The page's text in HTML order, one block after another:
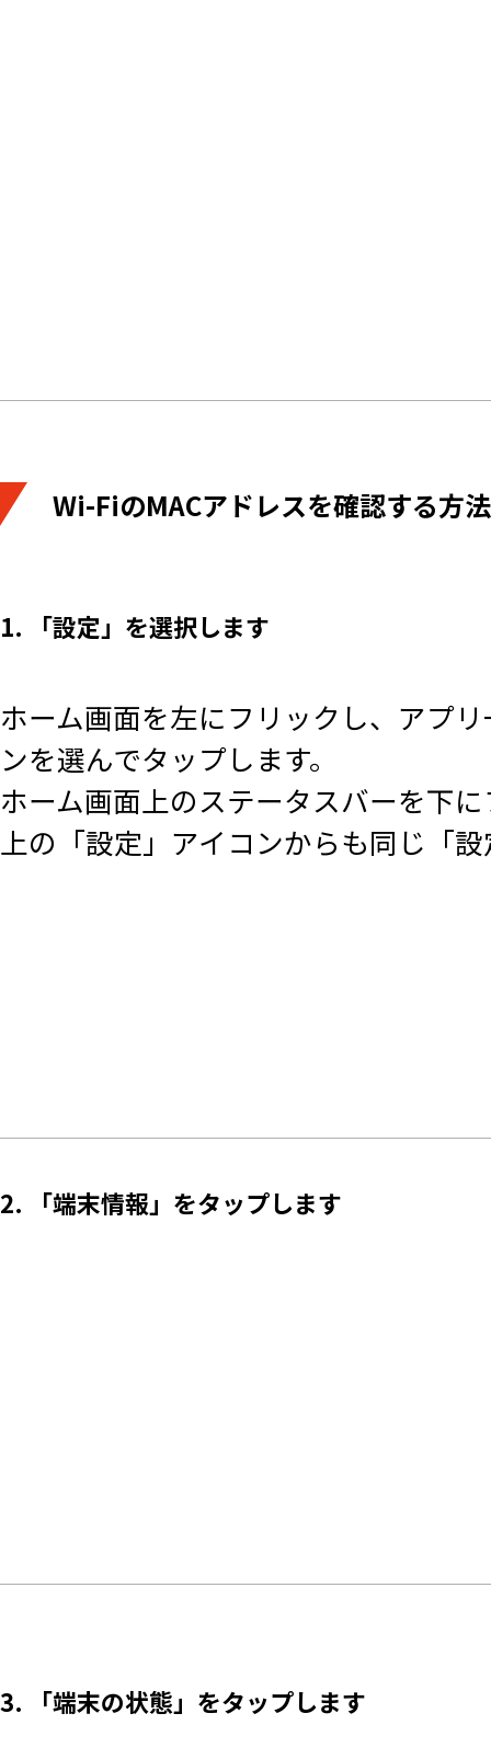
Wi-FiのMACアドレスを確認する方法
1. 「設定」を選択します
ホーム画面を左にフリックし、アプ
ンを選んでタップします。
ホーム画面上のステータスバーを下
上の「設定」アイコンからも同じ「
2. 「端末情報」をタップします
3. 「端末の状態」をタップします